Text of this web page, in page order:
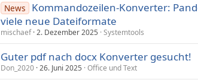
News
Kommandozeilen-Konverter:
viele neue Dateiformate
mischaef 2. Dezember 2025 Systemtools
Guter pdf nach docx Konverter gesucht!
Don_2020 26. Juni 2025 Office und Text